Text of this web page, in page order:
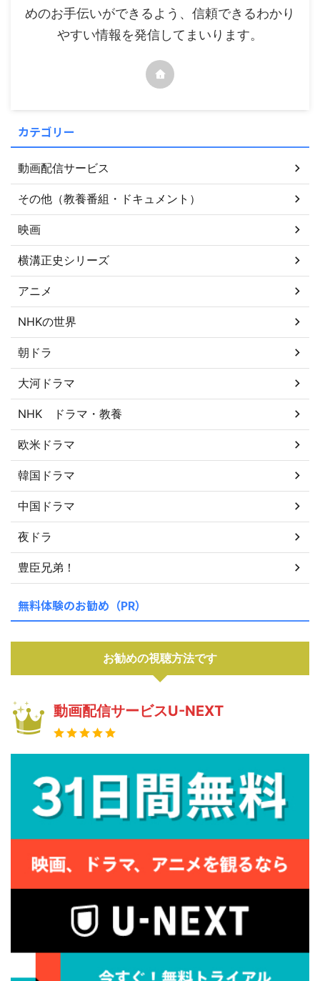
めのお手伝いができるよう、信頼できるわかり
やすい情報を発信してまいります。
カテゴリー
動画配信サービス
その他（教養番組・ドキュメント）
映画
横溝正史シリーズ
アニメ
NHKの世界
朝ドラ
大河ドラマ
NHK ドラマ・教養
欧米ドラマ
韓国ドラマ
中国ドラマ
夜ドラ
豊臣兄弟！
無料体験のお勧め（PR）
お勧めの視聴方法です
動画配信サービスU-NEXT